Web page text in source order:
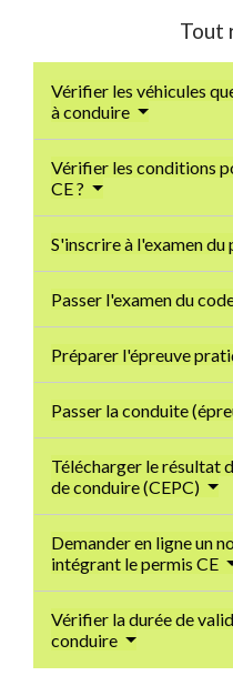
Tout
Vérifier les véhicules
à conduire
Vérifier les conditions
CE ?
S'inscrire à l'examen
Passer l'examen du
Préparer l'épreuve
Passer la conduite
Télécharger le résultat
de conduire (CEPC)
Demander en ligne un
intégrant le permis CE
Vérifier la durée de
conduire